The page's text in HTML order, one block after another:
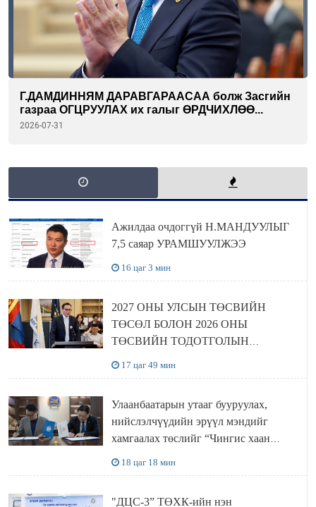
Г.ДАМДИННЯМ ДАРАВГАРААСАА болж Засгийн
газраа ОГЦРУУЛАХ их галыг ӨРДЧИХЛӨӨ...
2026-07-31
Ажилдаа очдоггүй Н.МАНДУУЛЫГ
7,5 саяар УРАМШУУЛЖЭЭ
16 цаг 3 мин
2027 ОНЫ УЛСЫН ТӨСВИЙН
ТӨСӨЛ БОЛОН 2026 ОНЫ
ТӨСВИЙН ТОДОТГОЛЫН
17 цаг 49 мин
Улаанбаатарын утааг бууруулах,
нийслэлчүүдийн эрүүл мэндийг
хамгаалах төслийг “Чингис хаан
18 цаг 18 мин
"ДЦС-3” ТӨХК-ийн нэн